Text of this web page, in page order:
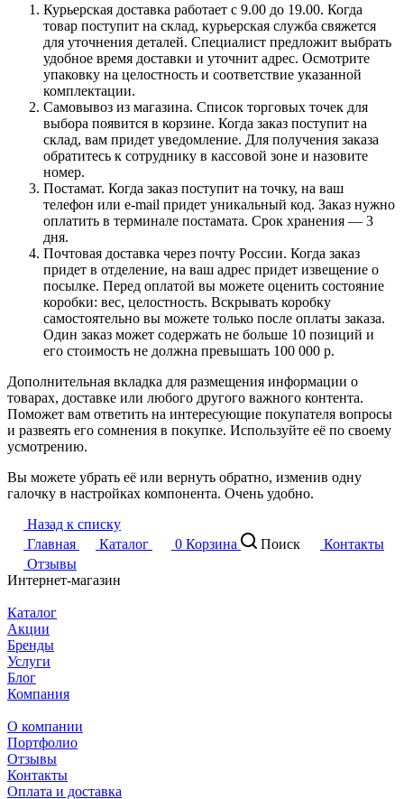
Курьерская доставка работает с 9.00 до 19.00. Когда
товар поступит на склад, курьерская служба свяжется
для уточнения деталей. Специалист предложит выбрать
удобное время доставки и уточнит адрес. Осмотрите
упаковку на целостность и соответствие указанной
комплектации.
Самовывоз из магазина. Список торговых точек для
выбора появится в корзине. Когда заказ поступит на
склад, вам придет уведомление. Для получения заказа
обратитесь к сотруднику в кассовой зоне и назовите
номер.
Постамат. Когда заказ поступит на точку, на ваш
телефон или e-mail придет уникальный код. Заказ нужно
оплатить в терминале постамата. Срок хранения — 3
дня.
Почтовая доставка через почту России. Когда заказ
придет в отделение, на ваш адрес придет извещение о
посылке. Перед оплатой вы можете оценить состояние
коробки: вес, целостность. Вскрывать коробку
самостоятельно вы можете только после оплаты заказа.
Один заказ может содержать не больше 10 позиций и
его стоимость не должна превышать 100 000 р.
Дополнительная вкладка для размещения информации о
товарах, доставке или любого другого важного контента.
Поможет вам ответить на интересующие покупателя вопросы
и развеять его сомнения в покупке. Используйте её по своему
усмотрению.
Вы можете убрать её или вернуть обратно, изменив одну
галочку в настройках компонента. Очень удобно.
Назад к списку
Главная
Каталог 0 Корзина Поиск
Контакты
Отзывы
Интернет-магазин
Каталог
Акции
Бренды
Услуги
Блог
Компания
О компании
Портфолио
Отзывы
Контакты
Оплата и доставка